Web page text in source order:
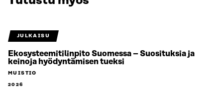
JULKAISU
Ekosysteemitilinpito Suomessa – Suosituksia ja
keinoja hyödyntämisen tueksi
MUISTIO
2026